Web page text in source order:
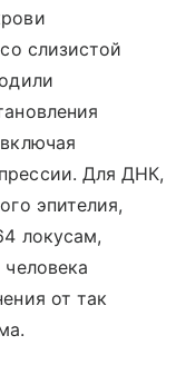
слизистой
Для ДНК,
эпителия,
локусам,
от так